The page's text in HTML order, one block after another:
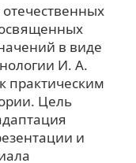
отечественных
в виде
И. А.
практическим
Цель
и